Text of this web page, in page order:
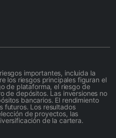
importantes, incluida la
los riesgos principales figuran el
de plataforma, el riesgo de
de depósitos. Las inversiones no
bancarios. El rendimiento
futuros. Los resultados
de proyectos, las
de la cartera.